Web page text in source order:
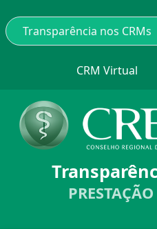
CRM Virtual